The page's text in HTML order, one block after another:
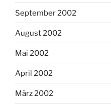
September 2002
August 2002
Mai 2002
April 2002
März 2002